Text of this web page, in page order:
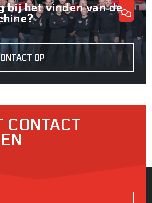
bij het vinden van de
OP
CONTACT